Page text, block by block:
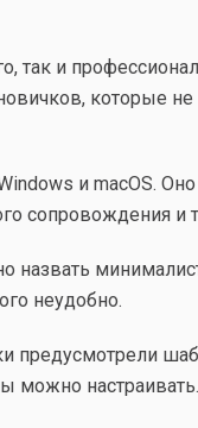
так и
которые
и macOS.
сопровождения и
назвать
неудобно.
можно настраивать.